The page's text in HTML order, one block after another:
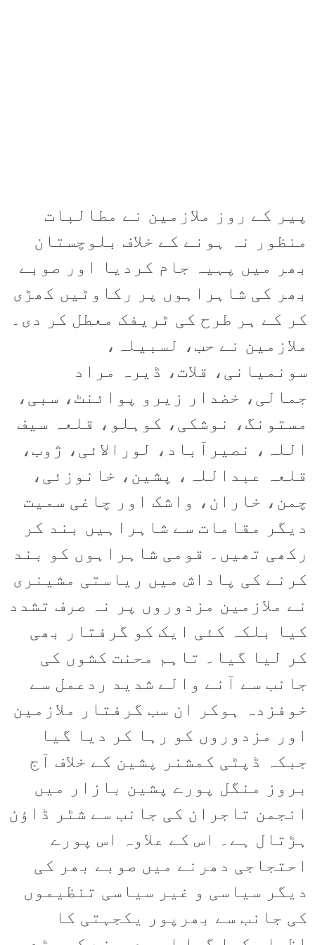
پیر کے روز ملازمین نے مطالبات
منظور نہ ہونے کے خلاف بلوچستان
بھر میں پہیہ جام کردیا اور صوبے
بھر کی شاہراہوں پر رکاوٹیں کھڑی
کر کے ہر طرح کی ٹریفک معطل کر دی۔
ملازمین نے حب، لسبیلہ،
سونمیانی، قلات، ڈیرہ مراد
جمالی، خضدار زیرو پوائنٹ، سبی،
مستونگ، نوشکی، کوہلو، قلعہ سیف
اللہ، نصیرآباد، لورالائی، ژوب،
قلعہ عبداللہ، پشین، خانوزئی،
چمن، خاران، واشک اور چاغی سمیت
دیگر مقامات سے شاہراہیں بند کر
رکھی تھیں۔ قومی شاہراہوں کو بند
کرنے کی پاداش میں ریاستی مشینری
نے ملازمین مزدوروں پر نہ صرف تشدد
کیا بلکہ کئی ایک کو گرفتار بھی
کر لیا گیا۔ تاہم محنت کشوں کی
جانب سے آنے والے شدید ردعمل سے
خوفزدہ ہوکر ان سب گرفتار ملازمین
اور مزدوروں کو رہا کر دیا گیا
جبکہ ڈپٹی کمشنر پشین کے خلاف آج
بروز منگل پورے پشین بازار میں
انجمن تاجران کی جانب سے شٹر ڈاؤن
ہڑتال ہے۔ اس کے علاوہ اس پورے
احتجاجی دھرنے میں صوبے بھر کی
دیگر سیاسی و غیر سیاسی تنظیموں
کی جانب سے بھرپور یکجہتی کا